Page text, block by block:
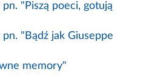
"Piszą poeci, gotują
"Bądź jak Giuseppe
memory"